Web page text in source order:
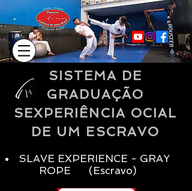
SISTEMA DE
GRADUAÇÃO
SEXPERIÊNCIA OCIAL
DE UM ESCRAVO
SLAVE EXPERIENCE - GRAY
ROPE (Escravo)